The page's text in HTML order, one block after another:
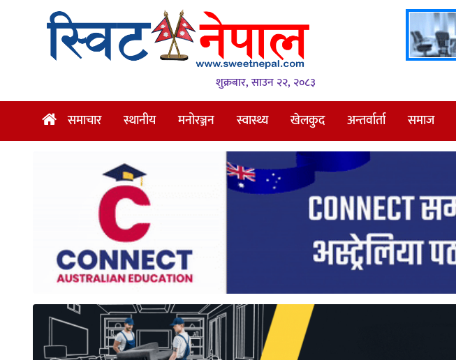
मनोरञ्जन
स्वास्थ्य
साहित्य
प्रदेश
शुक्रबार, साउन २२, २०८३
समाचार स्थानीय मनोरञ्जन स्वास्थ्य खेलकुद अन्तर्वार्ता समाज